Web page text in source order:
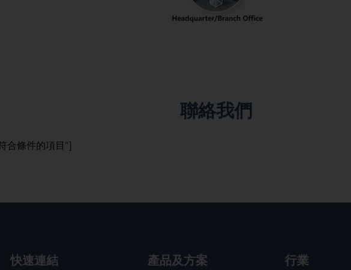
聯絡我們
合條件的項目"]
快速連結 產品及方案 行業